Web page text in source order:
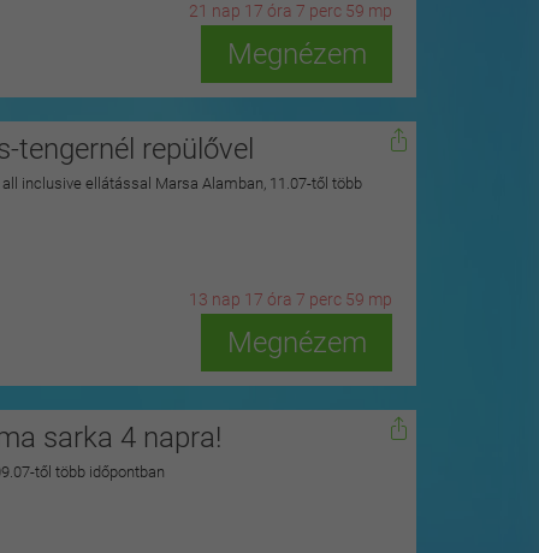
21 nap 17 óra 7 perc 57 mp
Megnézem
tengernél repülővel
inclusive ellátással Marsa Alamban, 11.07-től több
13 nap 17 óra 7 perc 57 mp
Megnézem
sarka 4 napra!
től több időpontban